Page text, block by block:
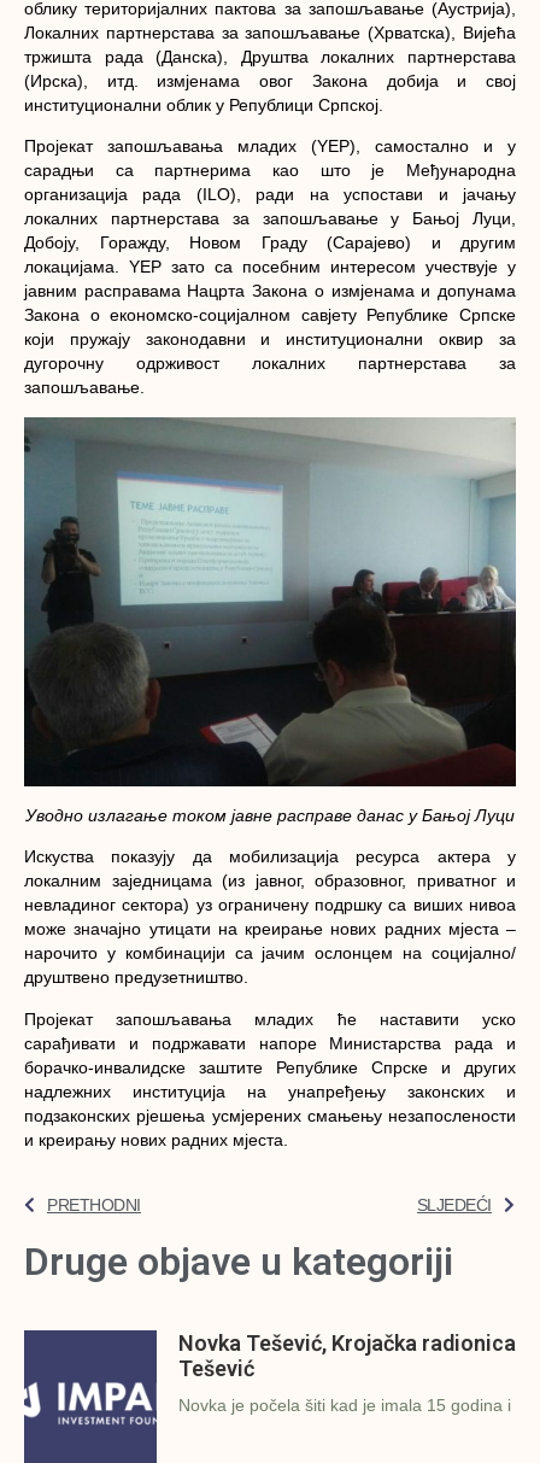
облику територијалних пактова за запошљавање (Аустрија),
Локалних партнерстава за запошљавање (Хрватска), Вијећа
тржишта рада (Данска), Друштва локалних партнерстава
(Ирска), итд. измјенама овог Закона добија и свој
институционални облик у Републици Српској.
Пројекат запошљавања младих (YEP), сaмостално и у
сарадњи са партнерима као што je Међународна
организација рада (ILO), ради на успостави и јачању
локалних партнерстава за запошљавање у Бањој Луци,
Добоју, Горажду, Новом Граду (Сарајево) и другим
локацијама. YEP зато са посебним интересом учествује у
јавним расправама Нацрта Закона о измјенама и допунама
Закона о економско-социјалном савјету Републике Српске
који пружају законодавни и институционални оквир за
дугорочну одрживост локалних партнерстава за
запошљавање.
Уводно излагање током јавне расправе данас у Бањој Луци
Искуства показују да мобилизација ресурса актера у
локалним заједницама (из јавног, образовног, приватног и
невладиног сектора) уз ограничену подршку са виших нивоа
може значајно утицати на креирање нових радних мјеста –
нарочито у комбинацији са јачим ослонцем на социјално/
друштвено предузетништво.
Пројекат запошљавања младих ће наставити уско
сарађивати и подржавати напоре Министарства рада и
борачко-инвалидске заштите Републике Спрске и других
надлежних институција на унапређењу законских и
подзаконских рјешења усмјерених смањењу незапослености
и креирању нових радних мјеста.
PRETHODNI SLJEDEĆI
Druge objave u kategoriji
Novka Tešević, Krojačka radionica
Tešević
Novka je počela šiti kad je imala 15 godina i